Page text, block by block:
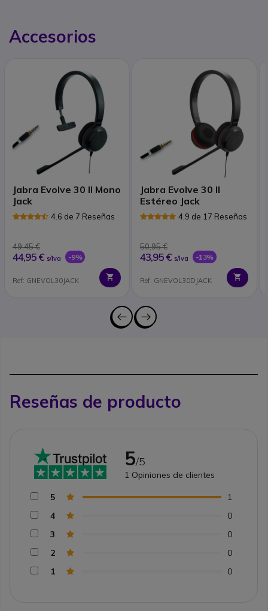
Accesorios
Jabra Evolve 30 II Mono
Jack
4.6 de 7 Reseñas
49,45 €
44,95 € s/Iva -9%
Ref: GNEVOL30JACK
Jabra Evolve 30 II
Estéreo Jack
4.9 de 17 Reseñas
50,95 €
43,95 € s/Iva -13%
Ref: GNEVOL30DJACK
Reseñas de producto
5/5
1 Opiniones de clientes
5
1
4
0
3
0
2
0
1
0